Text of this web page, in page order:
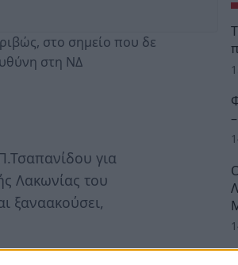
στο σημείο που δε
στη ΝΔ
για
Λακωνίας του
ξαναακούσει,
που επικρατούσε